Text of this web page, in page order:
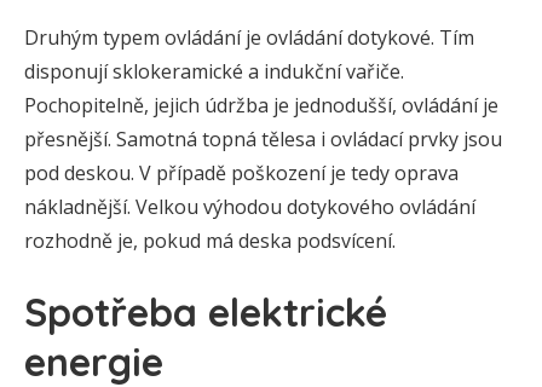
Druhým typem ovládání je ovládání dotykové. Tím
disponují sklokeramické a indukční vařiče.
Pochopitelně, jejich údržba je jednodušší, ovládání je
přesnější. Samotná topná tělesa i ovládací prvky jsou
pod deskou. V případě poškození je tedy oprava
nákladnější. Velkou výhodou dotykového ovládání
rozhodně je, pokud má deska podsvícení.
Spotřeba elektrické
energie